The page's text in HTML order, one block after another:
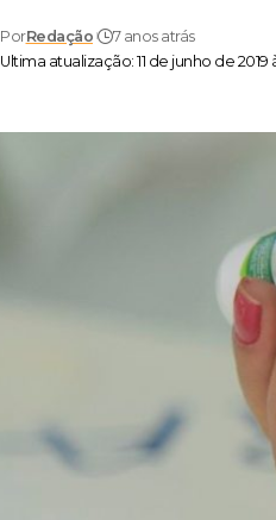
Ultima atualização: 11 de junho de 2019
PorRedação 7 anos atrás